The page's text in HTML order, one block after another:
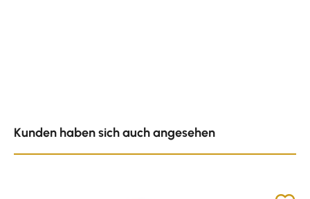
Kunden haben sich auch angesehen